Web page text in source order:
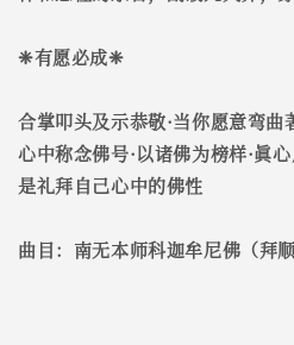
❈有愿必成❈
合掌叩头及示恭敬·当你愿意弯曲
心中称念佛号·以诸佛为榜样·眞
是礼拜自己心中的佛性
曲目：南无本师科迦牟尼佛（拜